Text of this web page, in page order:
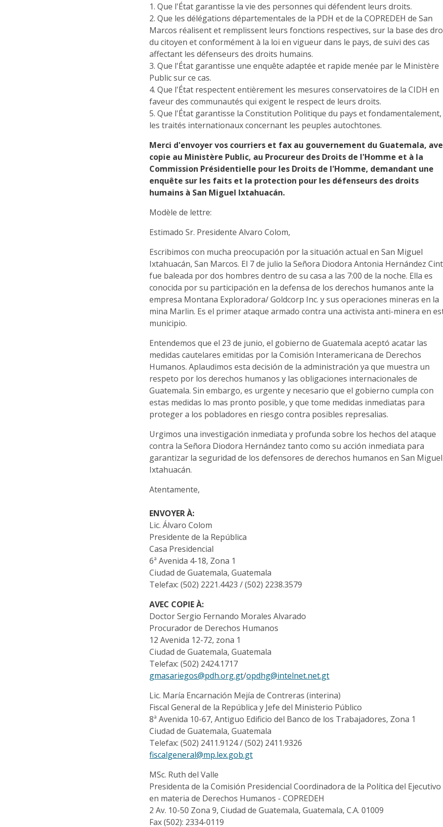
1. Que l'État garantisse la vie des personnes qui défendent leurs droits.
2. Que les délégations départementales de la PDH et de la COPREDEH de San
Marcos réalisent et remplissent leurs fonctions respectives, sur la base des
du citoyen et conformément à la loi en vigueur dans le pays, de suivi des cas
affectant les défenseurs des droits humains.
3. Que l'État garantisse une enquête adaptée et rapide menée par le Ministère
Public sur ce cas.
4. Que l'État respectent entièrement les mesures conservatoires de la CIDH en
faveur des communautés qui exigent le respect de leurs droits.
5. Que l'État garantisse la Constitution Politique du pays et fondamentalement,
les traités internationaux concernant les peuples autochtones.
Merci d'envoyer vos courriers et fax au gouvernement du Guatemala,
copie au Ministère Public, au Procureur des Droits de l'Homme et à la
Commission Présidentielle pour les Droits de l'Homme, demandant une
enquête sur les faits et la protection pour les défenseurs des droits
humains à San Miguel Ixtahuacán.
Modèle de lettre:
Estimado Sr. Presidente Alvaro Colom,
Escribimos con mucha preocupación por la situación actual en San Miguel
Ixtahuacán, San Marcos. El 7 de julio la Señora Diodora Antonia Hernández
fue baleada por dos hombres dentro de su casa a las 7:00 de la noche. Ella es
conocida por su participación en la defensa de los derechos humanos ante la
empresa Montana Exploradora/ Goldcorp Inc. y sus operaciones mineras en la
mina Marlin. Es el primer ataque armado contra una activista anti-minera en
municipio.
Entendemos que el 23 de junio, el gobierno de Guatemala aceptó acatar las
medidas cautelares emitidas por la Comisión Interamericana de Derechos
Humanos. Aplaudimos esta decisión de la administración ya que muestra un
respeto por los derechos humanos y las obligaciones internacionales de
Guatemala. Sin embargo, es urgente y necesario que el gobierno cumpla con
estas medidas lo mas pronto posible, y que tome medidas inmediatas para
proteger a los pobladores en riesgo contra posibles represalias.
Urgimos una investigación inmediata y profunda sobre los hechos del ataque
contra la Señora Diodora Hernández tanto como su acción inmediata para
garantizar la seguridad de los defensores de derechos humanos en San Miguel
Ixtahuacán.
Atentamente,
ENVOYER À:
Lic. Álvaro Colom
Presidente de la República
Casa Presidencial
6ª Avenida 4-18, Zona 1
Ciudad de Guatemala, Guatemala
Telefax: (502) 2221.4423 / (502) 2238.3579
AVEC COPIE À:
Doctor Sergio Fernando Morales Alvarado
Procurador de Derechos Humanos
12 Avenida 12-72, zona 1
Ciudad de Guatemala, Guatemala
Telefax: (502) 2424.1717
gmasariegos@pdh.org.gt/opdhg@intelnet.net.gt
Lic. María Encarnación Mejía de Contreras (interina)
Fiscal General de la República y Jefe del Ministerio Público
8ª Avenida 10-67, Antiguo Edificio del Banco de los Trabajadores, Zona 1
Ciudad de Guatemala, Guatemala
Telefax: (502) 2411.9124 / (502) 2411.9326
fiscalgeneral@mp.lex.gob.gt
MSc. Ruth del Valle
Presidenta de la Comisión Presidencial Coordinadora de la Política del Ejecutivo
en materia de Derechos Humanos - COPREDEH
2 Av. 10-50 Zona 9, Ciudad de Guatemala, Guatemala, C.A. 01009
Fax (502): 2334-0119